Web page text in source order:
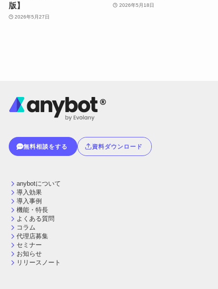
版】
2026年5月27日
2026年5月18日
無料相談をする 資料ダウンロード
anybotについて
導入効果
導入事例
機能・特長
よくある質問
コラム
代理店募集
セミナー
お知らせ
リリースノート